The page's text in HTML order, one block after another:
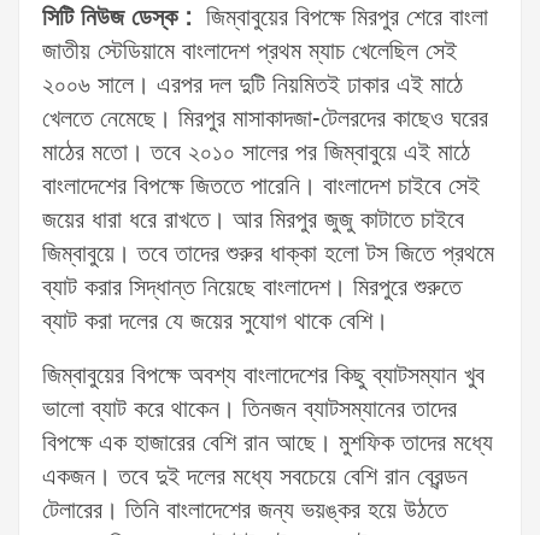
সিটি নিউজ ডেস্ক : জিম্বাবুয়ের বিপক্ষে মিরপুর শেরে বাংলা
জাতীয় স্টেডিয়ামে বাংলাদেশ প্রথম ম্যাচ খেলেছিল সেই
২০০৬ সালে। এরপর দল দুটি নিয়মিতই ঢাকার এই মাঠে
খেলতে নেমেছে। মিরপুর মাসাকাদজা-টেলরদের কাছেও ঘরের
মাঠের মতো। তবে ২০১০ সালের পর জিম্বাবুয়ে এই মাঠে
বাংলাদেশের বিপক্ষে জিততে পারেনি। বাংলাদেশ চাইবে সেই
জয়ের ধারা ধরে রাখতে। আর মিরপুর জুজু কাটাতে চাইবে
জিম্বাবুয়ে। তবে তাদের শুরুর ধাক্কা হলো টস জিতে প্রথমে
ব্যাট করার সিদ্ধান্ত নিয়েছে বাংলাদেশ। মিরপুরে শুরুতে
ব্যাট করা দলের যে জয়ের সুযোগ থাকে বেশি।
জিম্বাবুয়ের বিপক্ষে অবশ্য বাংলাদেশের কিছু ব্যাটসম্যান খুব
ভালো ব্যাট করে থাকেন। তিনজন ব্যাটসম্যানের তাদের
বিপক্ষে এক হাজারের বেশি রান আছে। মুশফিক তাদের মধ্যে
একজন। তবে দুই দলের মধ্যে সবচেয়ে বেশি রান ব্রেন্ডন
টেলারের। তিনি বাংলাদেশের জন্য ভয়ঙ্কর হয়ে উঠতে